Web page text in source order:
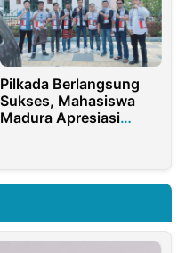
Pilkada Berlangsung
Sukses, Mahasiswa
Madura Apresiasi